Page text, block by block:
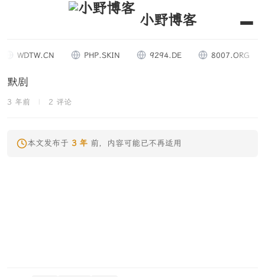
小野博客
WDTW.CN PHP.SKIN 9294.DE 8007.ORG
默剧
3 年前 2 评论
本文发布于 3 年 前，内容可能已不再适用